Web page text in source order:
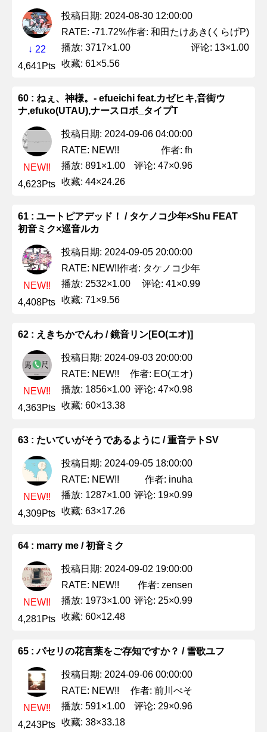
↓ 22
4,641Pts
投稿日期: 2024-08-30 12:00:00
RATE: -71.72%作者: 和田たけあき(くらげP)
播放: 3717×1.00
评论: 13×1.00
收藏: 61×5.56
60 : ねぇ、神様。- efueichi feat.カゼヒキ,音街ウ
ナ,efuko(UTAU),ナースロボ_タイプT
NEW!!
4,623Pts
投稿日期: 2024-09-06 04:00:00
RATE: NEW!!
作者: fh
播放: 891×1.00
评论: 47×0.96
收藏: 44×24.26
61 : ユートピアデッド！ / タケノコ少年×Shu FEAT
初音ミク×巡音ルカ
NEW!!
4,408Pts
投稿日期: 2024-09-05 20:00:00
RATE: NEW!!作者: タケノコ少年
播放: 2532×1.00
评论: 41×0.99
收藏: 71×9.56
62 : えきちかでんわ / 鏡音リン[EO(エオ)]
NEW!!
4,363Pts
投稿日期: 2024-09-03 20:00:00
RATE: NEW!!
作者: EO(エオ)
播放: 1856×1.00 评论: 47×0.98
收藏: 60×13.38
63 : たいていがそうであるように / 重音テトSV
NEW!!
4,309Pts
投稿日期: 2024-09-05 18:00:00
RATE: NEW!!
作者: inuha
播放: 1287×1.00 评论: 19×0.99
收藏: 63×17.26
64 : marry me / 初音ミク
NEW!!
4,281Pts
投稿日期: 2024-09-02 19:00:00
RATE: NEW!!
作者: zensen
播放: 1973×1.00 评论: 25×0.99
收藏: 60×12.48
65 : パセリの花言葉をご存知ですか？ / 雪歌ユフ
NEW!!
4,243Pts
投稿日期: 2024-09-06 00:00:00
RATE: NEW!!
作者: 前川ぺそ
播放: 591×1.00
评论: 29×0.96
收藏: 38×33.18